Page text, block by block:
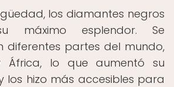
los diamantes negros
máximo esplendor. Se
diferentes partes del mundo,
África, lo que aumentó su
los hizo más accesibles para